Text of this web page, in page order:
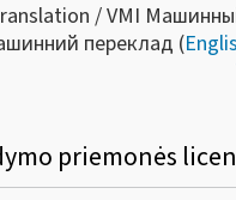
/ VMI
переклад (